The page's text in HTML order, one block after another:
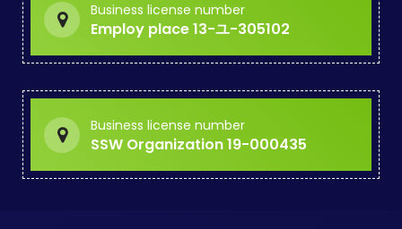
Business license number
Employ place 13-ユ-305102
Business license number
SSW Organization 19-000435